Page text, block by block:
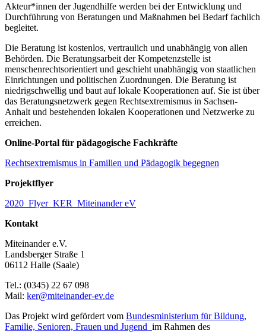
Akteur*innen der Jugendhilfe werden bei der Entwicklung und
Durchführung von Beratungen und Maßnahmen bei Bedarf fachlich
begleitet.
Die Beratung ist kostenlos, vertraulich und unabhängig von allen
Behörden. Die Beratungsarbeit der Kompetenzstelle ist
menschenrechtsorientiert und geschieht unabhängig von staatlichen
Einrichtungen und politischen Zuordnungen. Die Beratung ist
niedrigschwellig und baut auf lokale Kooperationen auf. Sie ist über
das Beratungsnetzwerk gegen Rechtsextremismus in Sachsen-
Anhalt und bestehenden lokalen Kooperationen und Netzwerke zu
erreichen.
Online-Portal für pädagogische Fachkräfte
Rechtsextremismus in Familien und Pädagogik begegnen
Projektflyer
2020_Flyer_KER_Miteinander eV
Kontakt
Miteinander e.V.
Landsberger Straße 1
06112 Halle (Saale)
Tel.: (0345) 22 67 098
Mail: ker@miteinander-ev.de
Das Projekt wird gefördert vom Bundesministerium für Bildung,
Familie, Senioren, Frauen und Jugend im Rahmen des